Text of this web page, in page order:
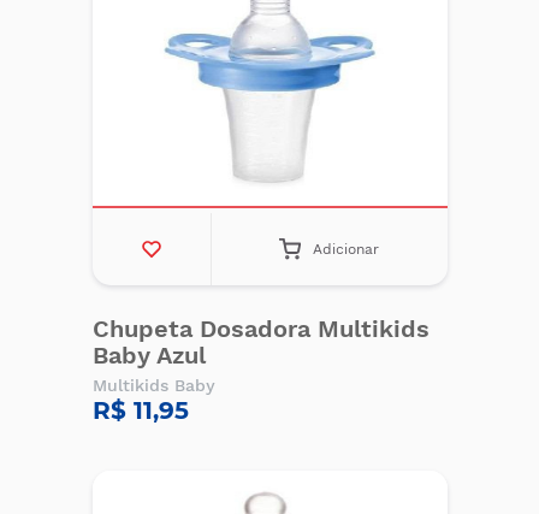
Adicionar
Chupeta Dosadora Multikids
Baby Azul
Multikids Baby
R$ 11,95